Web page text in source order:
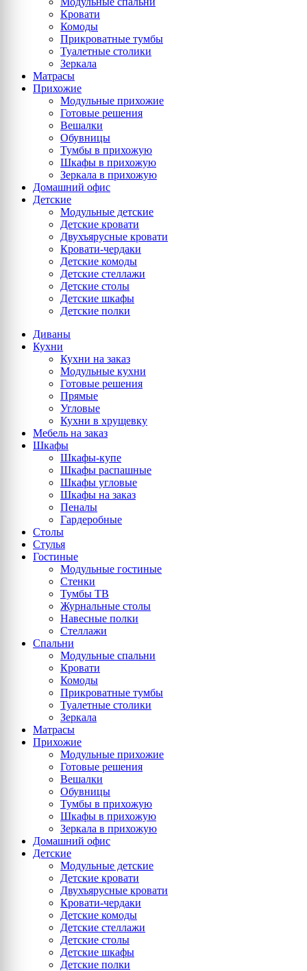
Кровати
Комоды
Прикроватные тумбы
Туалетные столики
Зеркала
Матрасы
Прихожие
Модульные прихожие
Готовые решения
Вешалки
Обувницы
Тумбы в прихожую
Шкафы в прихожую
Зеркала в прихожую
Домашний офис
Детские
Модульные детские
Детские кровати
Двухъярусные кровати
Кровати-чердаки
Детские комоды
Детские стеллажи
Детские столы
Детские шкафы
Детские полки
Диваны
Кухни
Кухни на заказ
Модульные кухни
Готовые решения
Прямые
Угловые
Кухни в хрущевку
Мебель на заказ
Шкафы
Шкафы-купе
Шкафы распашные
Шкафы угловые
Шкафы на заказ
Пеналы
Гардеробные
Столы
Стулья
Гостиные
Модульные гостиные
Стенки
Тумбы ТВ
Журнальные столы
Навесные полки
Стеллажи
Спальни
Модульные спальни
Кровати
Комоды
Прикроватные тумбы
Туалетные столики
Зеркала
Матрасы
Прихожие
Модульные прихожие
Готовые решения
Вешалки
Обувницы
Тумбы в прихожую
Шкафы в прихожую
Зеркала в прихожую
Домашний офис
Детские
Модульные детские
Детские кровати
Двухъярусные кровати
Кровати-чердаки
Детские комоды
Детские стеллажи
Детские столы
Детские шкафы
Детские полки